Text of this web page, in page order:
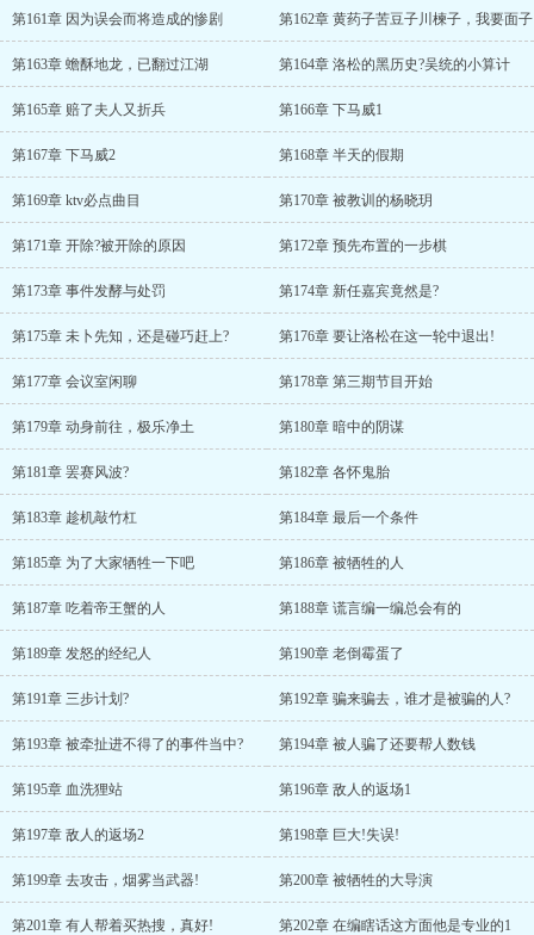
第161章 因为误会而将造成的惨剧 第162章 黄药子苦豆子川楝子，我要面子
第163章 蟾酥地龙，已翻过江湖 第164章 洛松的黑历史?吴统的小算计
第165章 赔了夫人又折兵 第166章 下马威1
第167章 下马威2 第168章 半天的假期
第169章 ktv必点曲目 第170章 被教训的杨晓玥
第171章 开除?被开除的原因 第172章 预先布置的一步棋
第173章 事件发酵与处罚 第174章 新任嘉宾竟然是?
第175章 未卜先知，还是碰巧赶上? 第176章 要让洛松在这一轮中退出!
第177章 会议室闲聊 第178章 第三期节目开始
第179章 动身前往，极乐净土 第180章 暗中的阴谋
第181章 罢赛风波? 第182章 各怀鬼胎
第183章 趁机敲竹杠 第184章 最后一个条件
第185章 为了大家牺牲一下吧 第186章 被牺牲的人
第187章 吃着帝王蟹的人 第188章 谎言编一编总会有的
第189章 发怒的经纪人 第190章 老倒霉蛋了
第191章 三步计划? 第192章 骗来骗去，谁才是被骗的人?
第193章 被牵扯进不得了的事件当中? 第194章 被人骗了还要帮人数钱
第195章 血洗狸站 第196章 敌人的返场1
第197章 敌人的返场2 第198章 巨大!失误!
第199章 去攻击，烟雾当武器! 第200章 被牺牲的大导演
第201章 有人帮着买热搜，真好! 第202章 在编瞎话这方面他是专业的1